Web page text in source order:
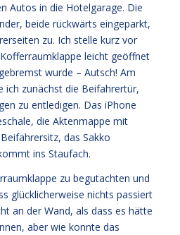
Autos in die Hotelgarage. Die
beide rückwärts eingeparkt,
zu. Ich stelle kurz vor
leicht geöffnet
wurde – Autsch! Am
zunächst die Beifahrertür,
zu entledigen. Das iPhone
die Aktenmappe mit
das Sakko
ins Staufach.
zu begutachten und
glücklicherweise nichts passiert
an der Wand, als dass es hätte
aber wie konnte das